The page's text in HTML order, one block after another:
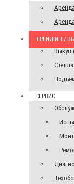
ТРЕЙД ИН /
Выкуп
СЕРВИС